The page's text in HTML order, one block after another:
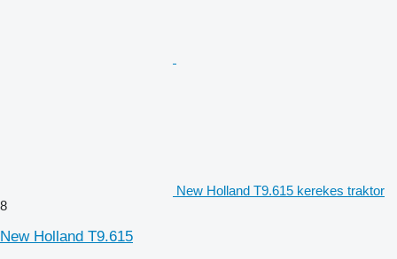
New Holland T9.615 kerekes traktor
8
New Holland T9.615